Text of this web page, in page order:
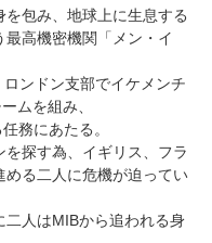
包み、地球上に生息する
高機密機関「メン・イ
ンドン支部でイケメンチ
ムを組み、
務にあたる。
探す為、イギリス、フラ
める二人に危機が迫ってい
二人はMIBから追われる身